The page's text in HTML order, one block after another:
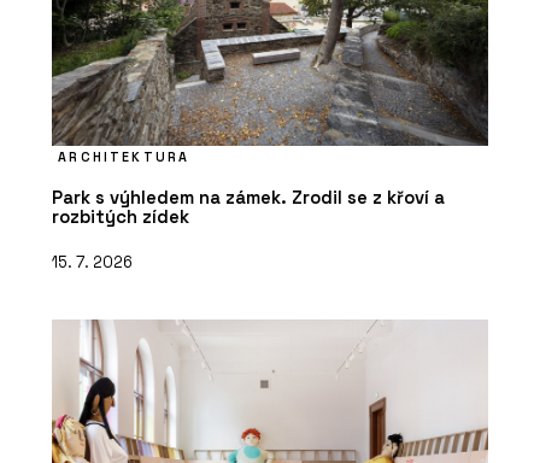
ARCHITEKTURA
Park s výhledem na zámek. Zrodil se z křoví a
rozbitých zídek
15. 7. 2026